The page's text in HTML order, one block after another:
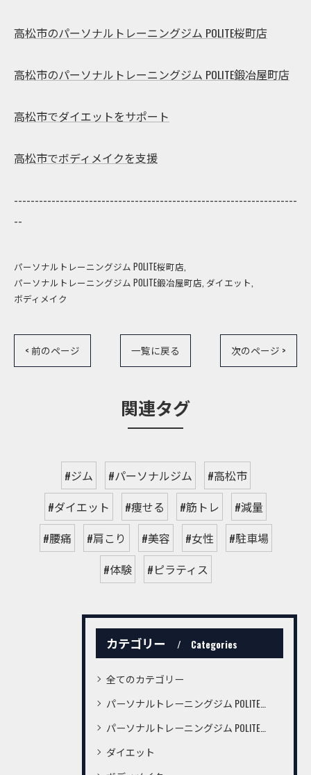
高松市のパーソナルトレーニングジム POLITE桜町店
高松市のパーソナルトレーニングジム POLITE鍛冶屋町店
高松市でダイエットをサポート
高松市でボディメイクを支援
--------------------------------------------------------------------
--
パーソナルトレーニングジム POLITE桜町店
パーソナルトレーニングジム POLITE鍛冶屋町店 ダイエット
ボディメイク
< 前のページ 一覧に戻る 次のページ >
関連タグ
#ジム #パーソナルジム
#高松市
#ダイエット
#痩せる #筋トレ
#減量
#腰痛
#肩こり #美容 #女性
#駐車場
#体験
#ピラティス
カテゴリー Categories
全てのカテゴリー
パーソナルトレーニングジム POLITE桜町店
パーソナルトレーニングジム POLITE鍛冶屋町店
ダイエット